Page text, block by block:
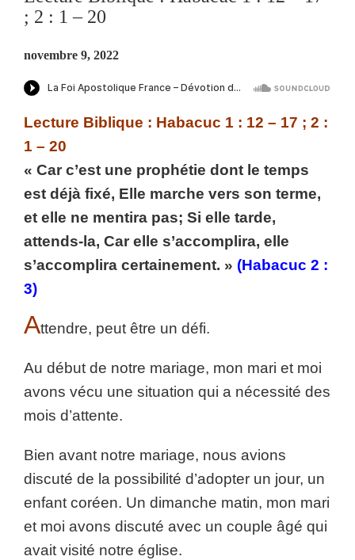
; 2 : 1 – 20
novembre 9, 2022
Lecture Biblique : Habacuc 1 : 12 – 17 ; 2 :
1 – 20
« Car c’est une prophétie dont le temps
est déjà fixé, Elle marche vers son terme,
et elle ne mentira pas; Si elle tarde,
attends-la, Car elle s’accomplira, elle
s’accomplira certainement. » (Habacuc 2 :
3)
Attendre, peut être un défi.
Au début de notre mariage, mon mari et moi
avons vécu une situation qui a nécessité des
mois d’attente.
Bien avant notre mariage, nous avions
discuté de la possibilité d’adopter un jour, un
enfant coréen. Un dimanche matin, mon mari
et moi avons discuté avec un couple âgé qui
avait visité notre église.